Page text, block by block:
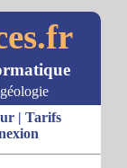
| Tarifs